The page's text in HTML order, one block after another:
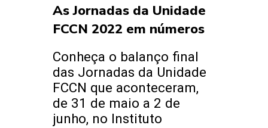
As Jornadas da Unidade
FCCN 2022 em números
Conheça o balanço final
das Jornadas da Unidade
FCCN que aconteceram,
de 31 de maio a 2 de
junho, no Instituto